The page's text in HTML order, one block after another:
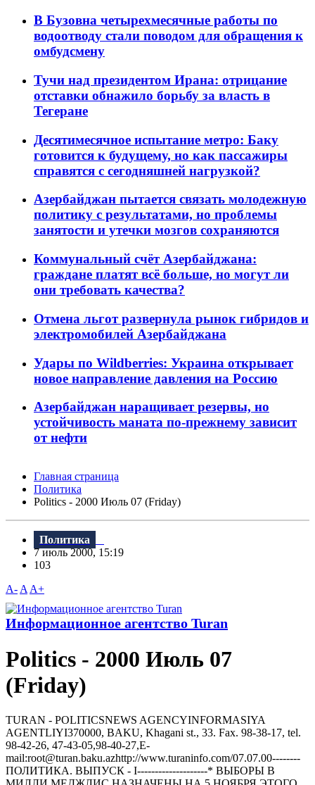
В Бузовна четырехмесячные работы по
водоотводу стали поводом для обращения к
омбудсмену
Тучи над президентом Ирана: отрицание
отставки обнажило борьбу за власть в
Тегеране
Десятимесячное испытание метро: Баку
готовится к будущему, но как пассажиры
справятся с сегодняшней нагрузкой?
Азербайджан пытается связать молодежную
политику с результатами, но проблемы
занятости и утечки мозгов сохраняются
Коммунальный счёт Азербайджана:
граждане платят всё больше, но могут ли
они требовать качества?
Отмена льгот развернула рынок гибридов и
электромобилей Азербайджана
Удары по Wildberries: Украина открывает
новое направление давления на Россию
Азербайджан наращивает резервы, но
устойчивость маната по-прежнему зависит
от нефти
Главная страница
Политика
Politics - 2000 Июль 07 (Friday)
Политика
7 июль 2000, 15:19
103
A- A A+
Информационное агентство Turan
Politics - 2000 Июль 07
(Friday)
TURAN - РOLITICSNEWS AGENCYINFORMASIYA
AGENTLIYI370000, BAKU, Khagani st., 33. Fax. 98-38-17, tel.
98-42-26, 47-43-05,98-40-27,E-
mail:root@turan.baku.azhttр://www.turaninfo.com/07.07.00--------
ПОЛИТИКА. ВЫПУСК - I--------------------* ВЫБОРЫ В